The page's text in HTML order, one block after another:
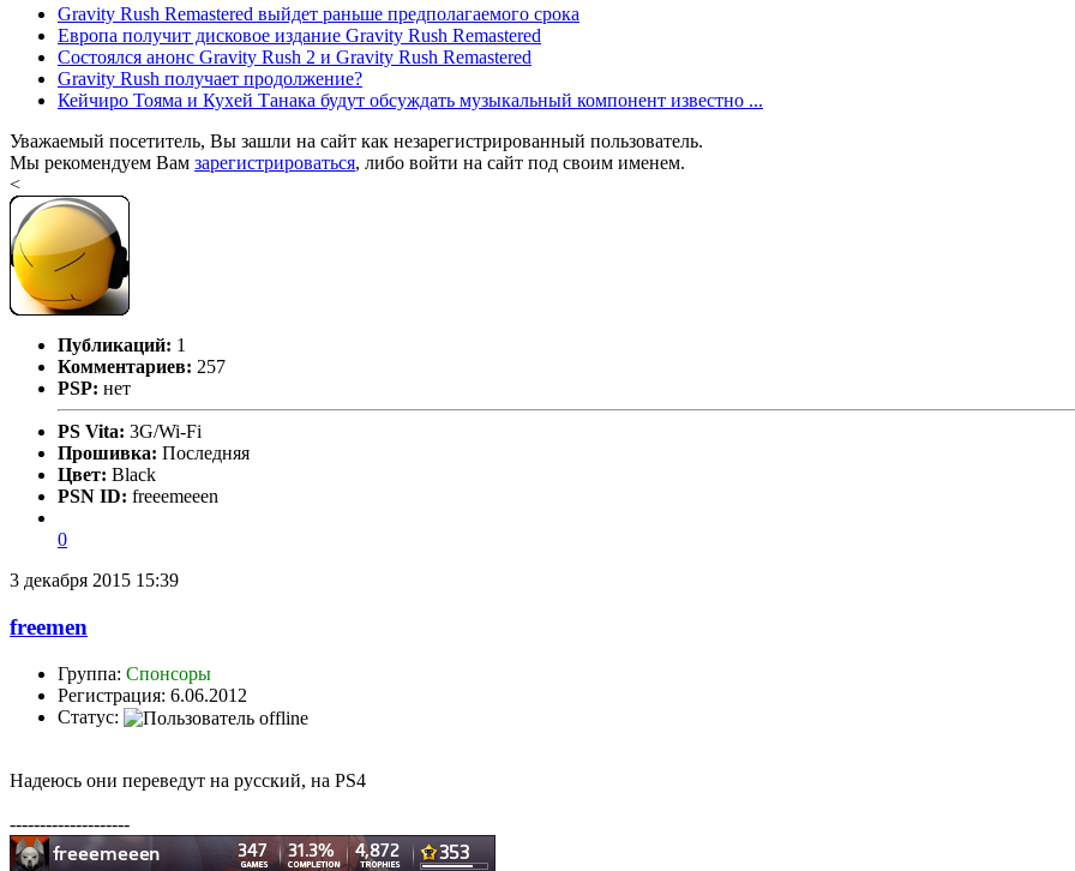
Gravity Rush Remastered выйдет раньше предполагаемого срока
Европа получит дисковое издание Gravity Rush Remastered
Состоялся анонс Gravity Rush 2 и Gravity Rush Remastered
Gravity Rush получает продолжение?
Кейчиро Тояма и Кухей Танака будут обсуждать музыкальный компонент известно ...
Уважаемый посетитель, Вы зашли на сайт как незарегистрированный пользователь.
Мы рекомендуем Вам зарегистрироваться, либо войти на сайт под своим именем.
<
Публикаций: 1
Комментариев: 257
PSP: нет
PS Vita: 3G/Wi-Fi
Прошивка: Последняя
Цвет: Black
PSN ID: freeemeeen
0
3 декабря 2015 15:39
freemen
Группа: Спонсоры
Регистрация: 6.06.2012
Статус:
Надеюсь они переведут на русский, на PS4
--------------------